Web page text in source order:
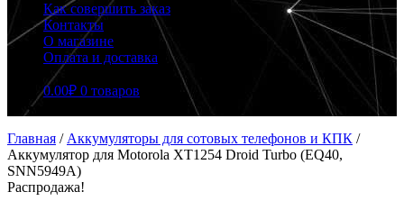
Как совершить заказ
Контакты
О магазине
Оплата и доставка
0.00₽ 0 товаров
Главная / Аккумуляторы для сотовых телефонов и КПК /
Аккумулятор для Motorola XT1254 Droid Turbo (EQ40,
SNN5949A)
Распродажа!